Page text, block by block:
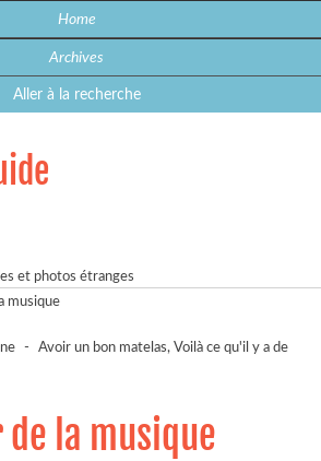
Home
Archives
Aller à la recherche
et photos étranges
musique
- Avoir un bon matelas, Voilà ce qu'il y a de
de la musique